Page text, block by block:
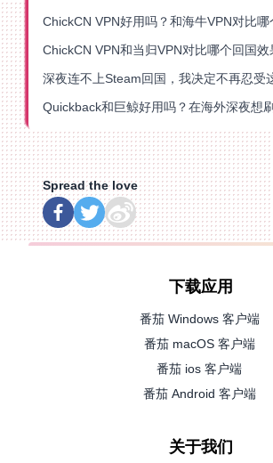
深夜连不上Steam回国，我决定不再忍受
Spread the love
下载应用
番茄 Windows 客户端
番茄 macOS 客户端
番茄 ios 客户端
番茄 Android 客户端
关于我们